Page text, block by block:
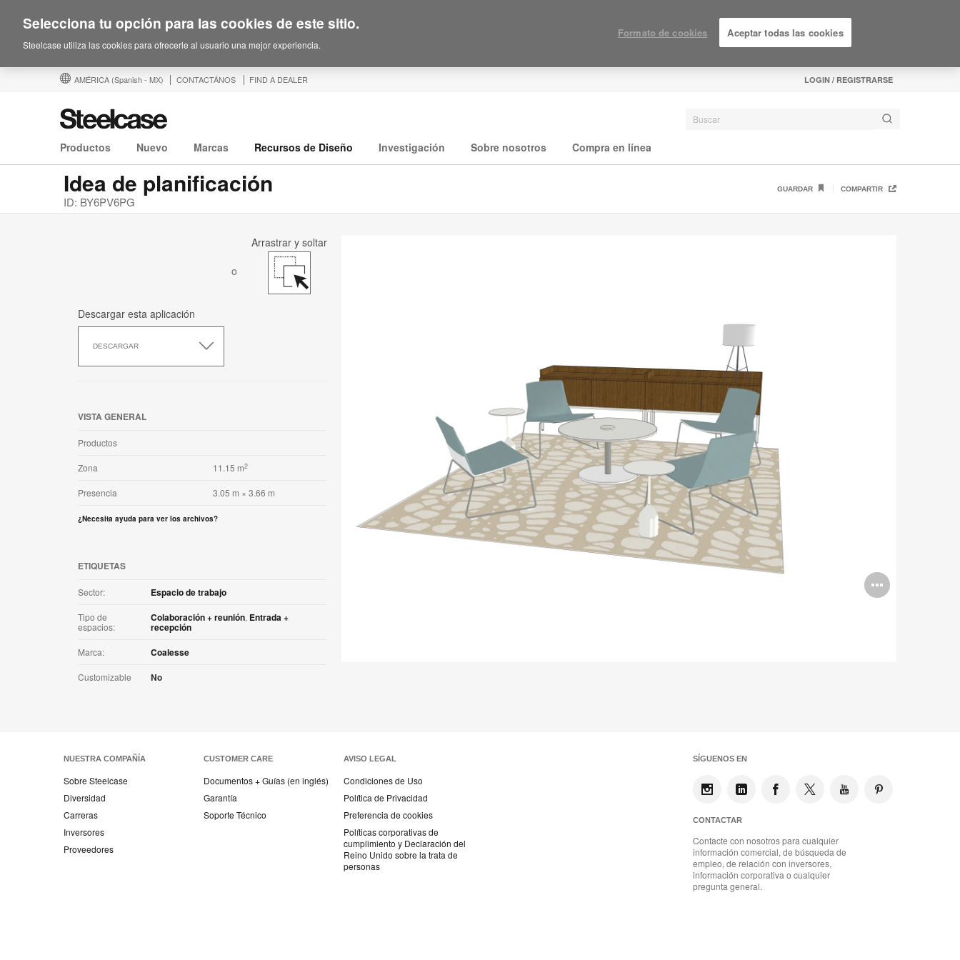
AMÉRICA (Spanish - MX) CONTACTÁNOS FIND A DEALER LOGIN / REGISTRARSE
Productos Nuevo Marcas Recursos de Diseño Investigación Sobre nosotros Compra en línea
Idea de planificación
ID: BY6PV6PG
GUARDAR COMPARTIR
Open
Arrastrar y soltar
o
Descargar esta aplicación
DESCARGAR
esta
VISTA GENERAL
Productos
Zona 11.15 m2
Presencia 3.05 m × 3.66 m
¿Necesita ayuda para ver los archivos?
ETIQUETAS
Sector: Espacio de trabajo
Tipo de
espacios:
Colaboración + reunión, Entrada +
recepción
Marca: Coalesse
Customizable No
NUESTRA COMPAÑÍA
Sobre Steelcase
Diversidad
Carreras
Inversores
Proveedores
CUSTOMER CARE
Documentos + Guías (en inglés)
Garantía
Soporte Técnico
AVISO LEGAL
Condiciones de Uso
Política de Privacidad
Preferencia de cookies
Políticas corporativas de
cumplimiento y Declaración del
Reino Unido sobre la trata de
personas
SÍGUENOS EN
CONTACTAR
Contacte con nosotros para cualquier
información comercial, de búsqueda de
empleo, de relación con inversores,
información corporativa o cualquier
pregunta general.
Selecciona tu opción para las cookies de este sitio.
Steelcase utiliza las cookies para ofrecerle al usuario una mejor experiencia.
Formato de cookies Aceptar todas las cookies